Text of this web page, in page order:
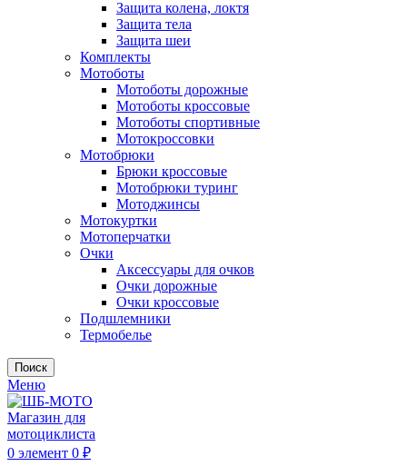
Защита колена, локтя
Защита тела
Защита шеи
Комплекты
Мотоботы
Мотоботы дорожные
Мотоботы кроссовые
Мотоботы спортивные
Мотокроссовки
Мотобрюки
Брюки кроссовые
Мотобрюки туринг
Мотоджинсы
Мотокуртки
Мотоперчатки
Очки
Аксессуары для очков
Очки дорожные
Очки кроссовые
Подшлемники
Термобелье
Поиск
Меню
0 элемент 0 ₽